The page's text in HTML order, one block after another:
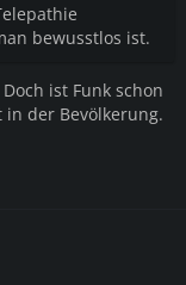
bewusstlos ist.
ist Funk schon
der Bevölkerung.